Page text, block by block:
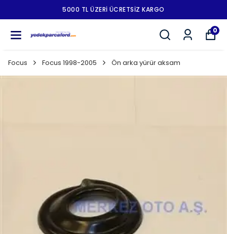
5000 TL ÜZERI ÜCRETSIZ KARGO
0
Focus Focus 1998-2005 Ön arka yürür aksam